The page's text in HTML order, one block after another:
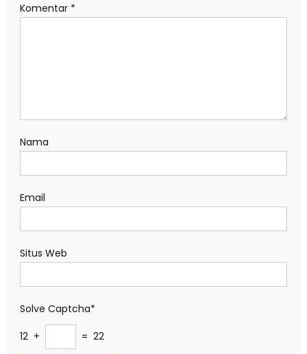
Komentar *
Nama
Email
Situs Web
Solve Captcha*
12 +
= 22